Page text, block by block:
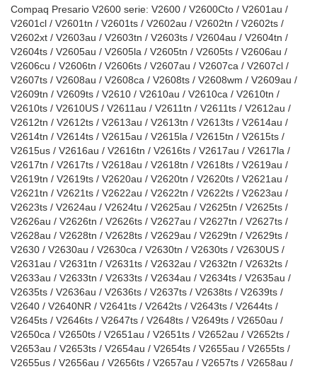
Compaq Presario V2600 serie: V2600 / V2600Cto / V2601au /
V2601cl / V2601tn / V2601ts / V2602au / V2602tn / V2602ts /
V2602xt / V2603au / V2603tn / V2603ts / V2604au / V2604tn /
V2604ts / V2605au / V2605la / V2605tn / V2605ts / V2606au /
V2606cu / V2606tn / V2606ts / V2607au / V2607ca / V2607cl /
V2607ts / V2608au / V2608ca / V2608ts / V2608wm / V2609au /
V2609tn / V2609ts / V2610 / V2610au / V2610ca / V2610tn /
V2610ts / V2610US / V2611au / V2611tn / V2611ts / V2612au /
V2612tn / V2612ts / V2613au / V2613tn / V2613ts / V2614au /
V2614tn / V2614ts / V2615au / V2615la / V2615tn / V2615ts /
V2615us / V2616au / V2616tn / V2616ts / V2617au / V2617la /
V2617tn / V2617ts / V2618au / V2618tn / V2618ts / V2619au /
V2619tn / V2619ts / V2620au / V2620tn / V2620ts / V2621au /
V2621tn / V2621ts / V2622au / V2622tn / V2622ts / V2623au /
V2623ts / V2624au / V2624tu / V2625au / V2625tn / V2625ts /
V2626au / V2626tn / V2626ts / V2627au / V2627tn / V2627ts /
V2628au / V2628tn / V2628ts / V2629au / V2629tn / V2629ts /
V2630 / V2630au / V2630ca / V2630tn / V2630ts / V2630US /
V2631au / V2631tn / V2631ts / V2632au / V2632tn / V2632ts /
V2633au / V2633tn / V2633ts / V2634au / V2634ts / V2635au /
V2635ts / V2636au / V2636ts / V2637ts / V2638ts / V2639ts /
V2640 / V2640NR / V2641ts / V2642ts / V2643ts / V2644ts /
V2645ts / V2646ts / V2647ts / V2648ts / V2649ts / V2650au /
V2650ca / V2650ts / V2651au / V2651ts / V2652au / V2652ts /
V2653au / V2653ts / V2654au / V2654ts / V2655au / V2655ts /
V2655us / V2656au / V2656ts / V2657au / V2657ts / V2658au /